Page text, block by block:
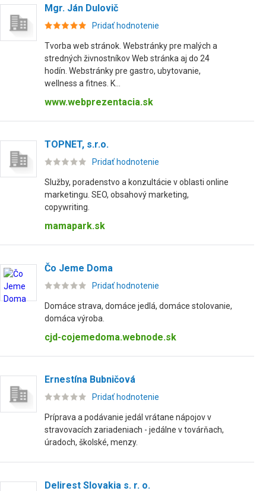
Mgr. Ján Dulovič
Pridať hodnotenie
Tvorba web stránok. Webstránky pre malých a
stredných živnostníkov Web stránka aj do 24
hodín. Webstránky pre gastro, ubytovanie,
wellness a fitnes. K...
www.webprezentacia.sk
TOPNET, s.r.o.
Pridať hodnotenie
Služby, poradenstvo a konzultácie v oblasti online
marketingu. SEO, obsahový marketing,
copywriting.
mamapark.sk
Čo Jeme Doma
Pridať hodnotenie
Domáce strava, domáce jedlá, domáce stolovanie,
domáca výroba.
cjd-cojemedoma.webnode.sk
Ernestína Bubničová
Pridať hodnotenie
Príprava a podávanie jedál vrátane nápojov v
stravovacích zariadeniach - jedálne v továrňach,
úradoch, školské, menzy.
Delirest Slovakia s. r. o.